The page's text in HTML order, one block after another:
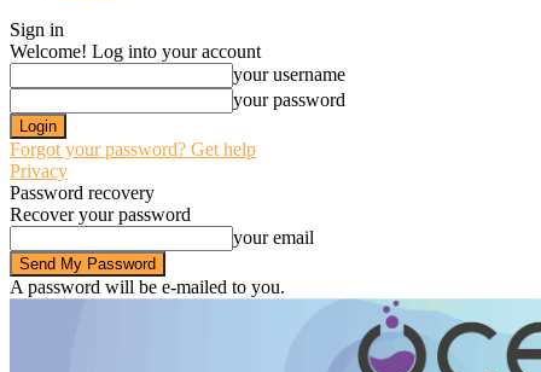
Sign in
Welcome! Log into your account
your username
your password
Forgot your password? Get help
Privacy
Password recovery
Recover your password
your email
A password will be e-mailed to you.